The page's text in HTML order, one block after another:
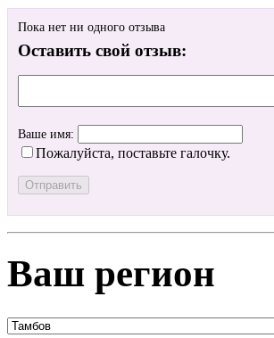
Пока нет ни одного отзыва
Оставить свой отзыв:
Ваше имя:
Пожалуйста, поставьте галочку.
Ваш регион